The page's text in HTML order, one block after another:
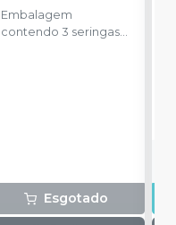
Embalagem
contendo 3 seringas
Esgotado